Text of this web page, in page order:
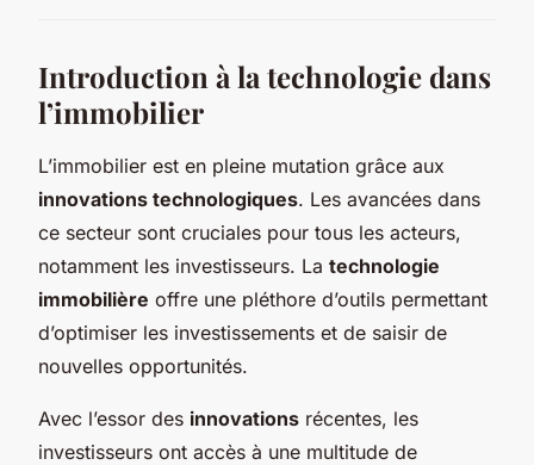
Introduction à la technologie dans
l’immobilier
L’immobilier est en pleine mutation grâce aux
innovations technologiques. Les avancées dans
ce secteur sont cruciales pour tous les acteurs,
notamment les investisseurs. La technologie
immobilière offre une pléthore d’outils permettant
d’optimiser les investissements et de saisir de
nouvelles opportunités.
Avec l’essor des innovations récentes, les
investisseurs ont accès à une multitude de